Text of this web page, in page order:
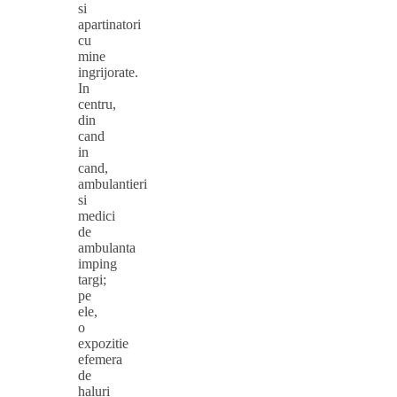
si
apartinatori
cu
mine
ingrijorate.
In
centru,
din
cand
in
cand,
ambulantieri
si
medici
de
ambulanta
imping
targi;
pe
ele,
o
expozitie
efemera
de
haluri